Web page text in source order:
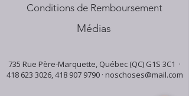
Conditions de Remboursement
Médias
735 Rue Père-Marquette, Québec (QC) G1S 3C1 ·
418 623 3026,418 907 9790· noschoses@mail.com